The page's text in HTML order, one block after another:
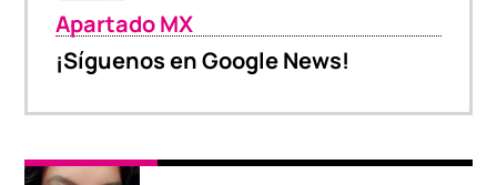
Apartado MX
¡Síguenos en Google News!